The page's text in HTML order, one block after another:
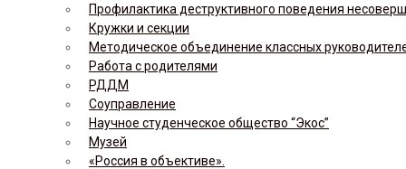
Профилактика деструктивного поведения
Кружки и секции
Методическое объединение классных
Работа с родителями
РДДМ
Соуправление
Научное студенческое общество “Экос”
Музей
«Россия в объективе».